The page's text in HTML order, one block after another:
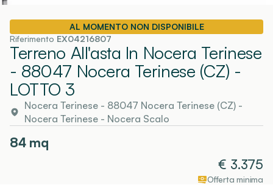
AL MOMENTO NON DISPONIBILE
Riferimento EX04216807
Terreno All'asta In Nocera Terinese
- 88047 Nocera Terinese (CZ) -
LOTTO 3
Nocera Terinese - 88047 Nocera Terinese (CZ)-
Nocera Terinese- Nocera Scalo
84mq
€ 3.375
Offerta minima